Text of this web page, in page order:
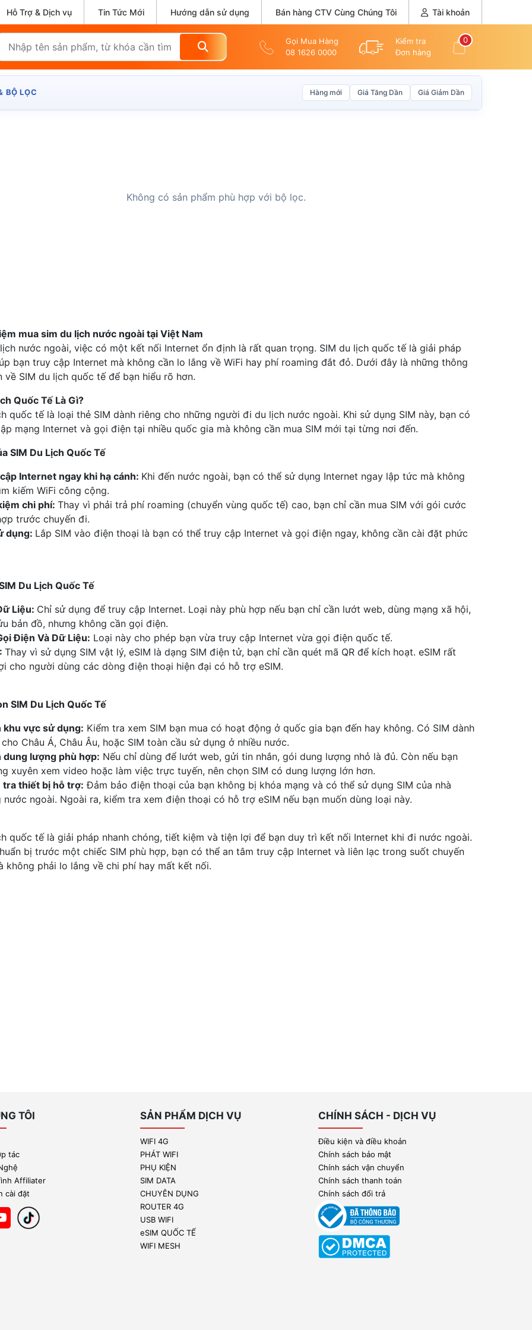
Hỗ Trợ & Dịch vụ Tin Tức Mới Hướng dẫn sử dụng Bán hàng CTV Cùng Chúng Tôi Tài khoản
Gọi Mua Hàng
08 1626 0000
Kiểm tra
Đơn hàng
0
BỘ LỌC Hàng mới Giá Tăng Dần Giá Giảm Dần
Không có sản phẩm phù hợp với bộ lọc.
mua sim du lịch nước ngoài tại Việt Nam
nước ngoài, việc có một kết nối Internet ổn định là rất quan trọng. SIM du lịch quốc tế là giải pháp
bạn truy cập Internet mà không cần lo lắng về WiFi hay phí roaming đắt đỏ. Dưới đây là những thông
về SIM du lịch quốc tế để bạn hiểu rõ hơn.
Quốc Tế Là Gì?
quốc tế là loại thẻ SIM dành riêng cho những người đi du lịch nước ngoài. Khi sử dụng SIM này, bạn có
mạng Internet và gọi điện tại nhiều quốc gia mà không cần mua SIM mới tại từng nơi đến.
SIM Du Lịch Quốc Tế
Internet ngay khi hạ cánh: Khi đến nước ngoài, bạn có thể sử dụng Internet ngay lập tức mà không
kiếm WiFi công cộng.
chi phí: Thay vì phải trả phí roaming (chuyển vùng quốc tế) cao, bạn chỉ cần mua SIM với gói cước
trước chuyến đi.
dụng: Lắp SIM vào điện thoại là bạn có thể truy cập Internet và gọi điện ngay, không cần cài đặt phức
Du Lịch Quốc Tế
Liệu: Chỉ sử dụng để truy cập Internet. Loại này phù hợp nếu bạn chỉ cần lướt web, dùng mạng xã hội,
bản đồ, nhưng không cần gọi điện.
Điện Và Dữ Liệu: Loại này cho phép bạn vừa truy cập Internet vừa gọi điện quốc tế.
Thay vì sử dụng SIM vật lý, eSIM là dạng SIM điện tử, bạn chỉ cần quét mã QR để kích hoạt. eSIM rất
cho người dùng các dòng điện thoại hiện đại có hỗ trợ eSIM.
SIM Du Lịch Quốc Tế
khu vực sử dụng: Kiểm tra xem SIM bạn mua có hoạt động ở quốc gia bạn đến hay không. Có SIM dành
Châu Á, Châu Âu, hoặc SIM toàn cầu sử dụng ở nhiều nước.
dung lượng phù hợp: Nếu chỉ dùng để lướt web, gửi tin nhắn, gói dung lượng nhỏ là đủ. Còn nếu bạn
xuyên xem video hoặc làm việc trực tuyến, nên chọn SIM có dung lượng lớn hơn.
tra thiết bị hỗ trợ: Đảm bảo điện thoại của bạn không bị khóa mạng và có thể sử dụng SIM của nhà
nước ngoài. Ngoài ra, kiểm tra xem điện thoại có hỗ trợ eSIM nếu bạn muốn dùng loại này.
quốc tế là giải pháp nhanh chóng, tiết kiệm và tiện lợi để bạn duy trì kết nối Internet khi đi nước ngoài.
bị trước một chiếc SIM phù hợp, bạn có thể an tâm truy cập Internet và liên lạc trong suốt chuyến
không phải lo lắng về chi phí hay mất kết nối.
TÔI
tác
Affiliater
cài đặt
SẢN PHẨM DỊCH VỤ
WIFI 4G
PHÁT WIFI
PHỤ KIỆN
SIM DATA
CHUYÊN DỤNG
ROUTER 4G
USB WIFI
eSIM QUỐC TẾ
WIFI MESH
CHÍNH SÁCH - DỊCH VỤ
Điều kiện và điều khoản
Chính sách bảo mật
Chính sách vận chuyển
Chính sách thanh toán
Chính sách đổi trả